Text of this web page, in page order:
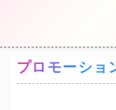
プロモーショ